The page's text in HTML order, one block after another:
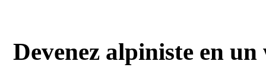
Devenez alpiniste en un